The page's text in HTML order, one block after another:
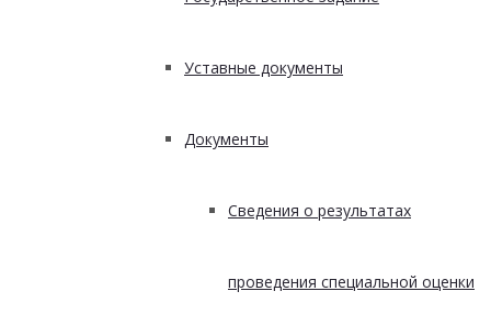
Уставные документы
Документы
Сведения о результатах
проведения специальной оценки